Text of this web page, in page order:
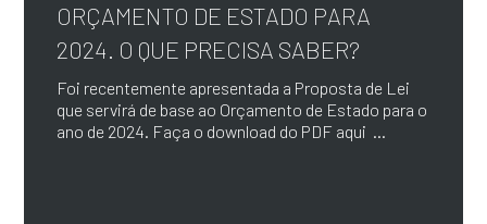
ORÇAMENTO DE ESTADO PARA
2024. O QUE PRECISA SABER?
Foi recentemente apresentada a Proposta de Lei
que servirá de base ao Orçamento de Estado para o
ano de 2024. Faça o download do PDF aqui ...